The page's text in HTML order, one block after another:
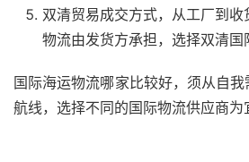
双清贸易成交方式，从工厂到
物流由发货方承担，选择双清国
国际海运物流哪家比较好，须从自
航线，选择不同的国际物流供应商为